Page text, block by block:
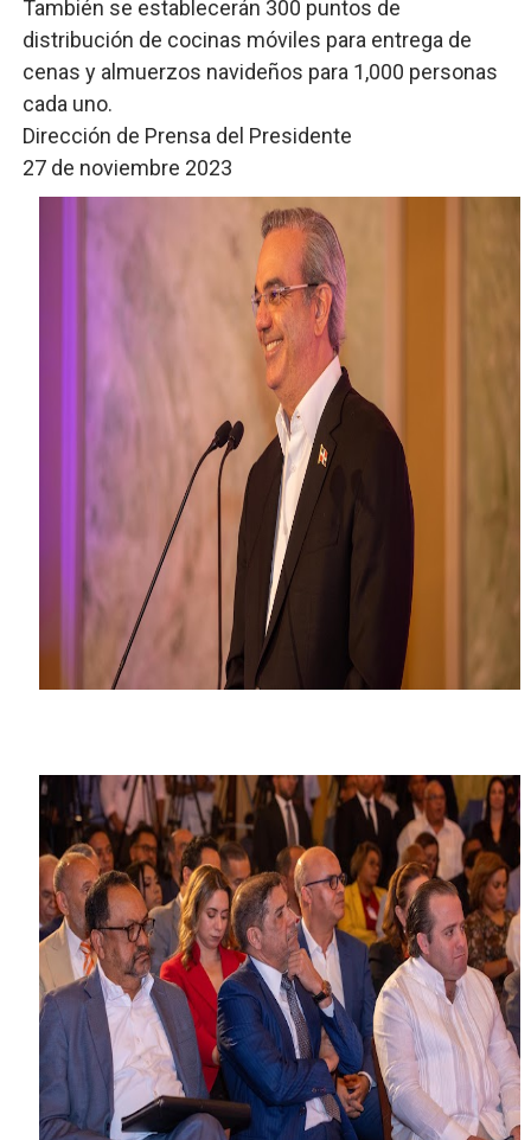
También se establecerán 300 puntos de
distribución de cocinas móviles para entrega de
cenas y almuerzos navideños para 1,000 personas
cada uno.
Dirección de Prensa del Presidente
27 de noviembre 2023